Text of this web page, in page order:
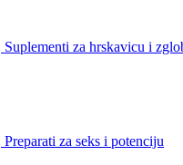
Suplementi za hrskavicu i
Preparati za seks i potenciju